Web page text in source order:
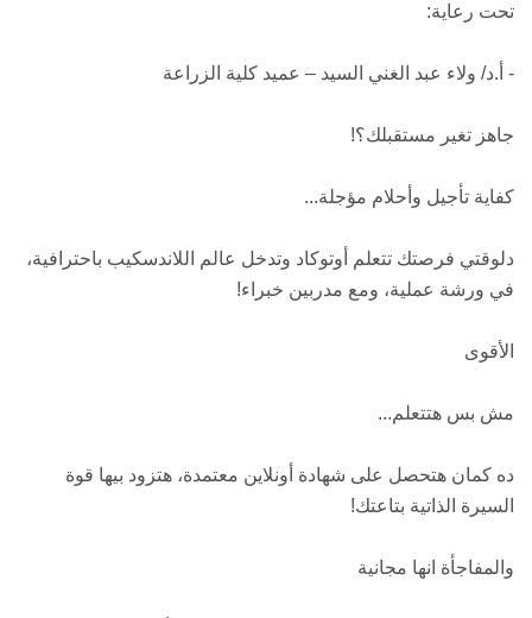
تحت رعاية:
- أ.د/ ولاء عبد الغني السيد – عميد كلية الزراعة
جاهز تغير مستقبلك؟!
كفاية تأجيل وأحلام مؤجلة...
دلوقتي فرصتك تتعلم أوتوكاد وتدخل عالم اللاندسكيب باحترافية،
في ورشة عملية، ومع مدربين خبراء!
الأقوى
مش بس هتتعلم...
ده كمان هتحصل على شهادة أونلاين معتمدة، هتزود بيها قوة
السيرة الذاتية بتاعتك!
والمفاجأة انها مجانية